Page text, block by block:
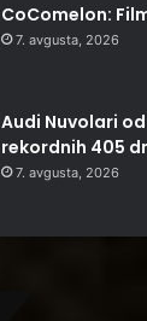
CoComelon:
7. avgusta, 2026
Audi Nuvolari
rekordnih 405
7. avgusta, 2026